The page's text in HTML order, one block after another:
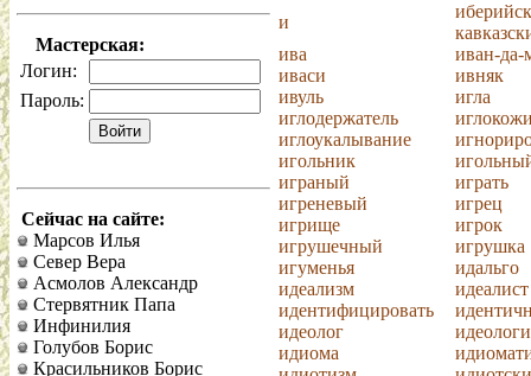
Мастерская:
Логин:
Пароль:
Сейчас на сайте:
Марсов Илья
Север Вера
Асмолов Александр
Стервятник Папа
Инфинилия
Голубов Борис
Красильников Борис
и
ива
иван-да-
иваси
ивняк
ивуль
игла
иглодержатель
иглоукалывание
игольник
играный
играть
игреневый
игрец
игрище
игрок
игрушечный
игрушка
игуменья
идальго
идеализм
идеалист
идентифицировать
идеолог
идиома